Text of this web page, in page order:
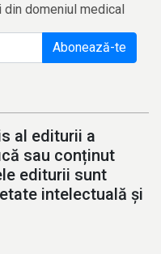
din domeniul medical
Abonează-te
al editurii a
sau conținut
editurii sunt
intelectuală și